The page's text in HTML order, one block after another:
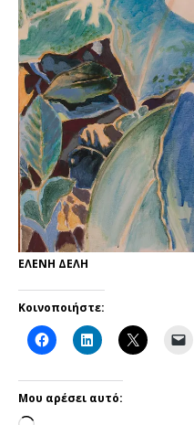
ΕΛΕΝΗ ΔΕΛΗ
Κοινοποιήστε:
Μου αρέσει αυτό: